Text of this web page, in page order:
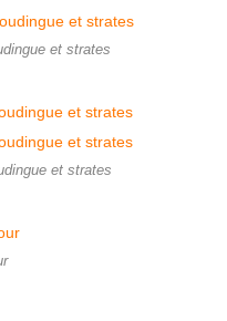
et strates
et strates